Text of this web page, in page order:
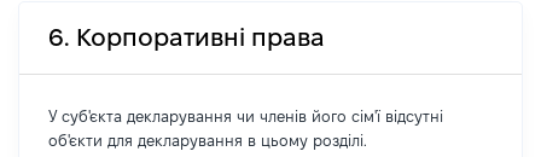
6. Корпоративні права
У суб'єкта декларування чи членів його сім'ї відсутні
об'єкти для декларування в цьому розділі.